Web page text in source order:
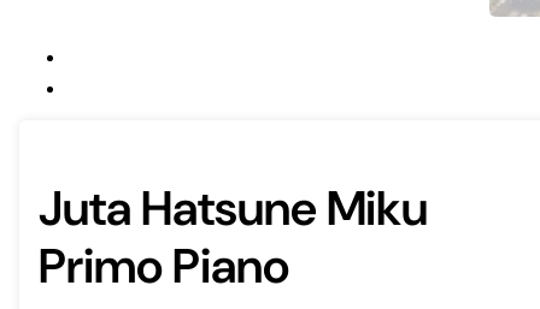
Juta Hatsune Miku
Primo Piano